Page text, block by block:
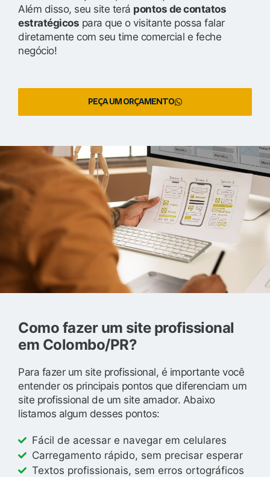
Além disso, seu site terá pontos de contatos
estratégicos para que o visitante possa falar
diretamente com seu time comercial e feche
negócio!
PEÇA UM ORÇAMENTO
Como fazer um site profissional
em Colombo/PR?
Para fazer um site profissional, é importante você
entender os principais pontos que diferenciam um
site profissional de um site amador. Abaixo
listamos algum desses pontos:
Fácil de acessar e navegar em celulares
Carregamento rápido, sem precisar esperar
Textos profissionais, sem erros ortográficos